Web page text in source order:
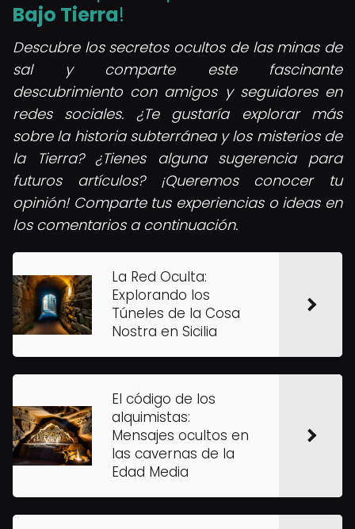
Bajo Tierra!
Descubre los secretos ocultos de las minas de
sal y comparte este fascinante
descubrimiento con amigos y seguidores en
redes sociales. ¿Te gustaría explorar más
sobre la historia subterránea y los misterios de
la Tierra? ¿Tienes alguna sugerencia para
futuros artículos? ¡Queremos conocer tu
opinión! Comparte tus experiencias o ideas en
los comentarios a continuación.
La Red Oculta:
Explorando los
Túneles de la Cosa
Nostra en Sicilia
El código de los
alquimistas:
Mensajes ocultos en
las cavernas de la
Edad Media